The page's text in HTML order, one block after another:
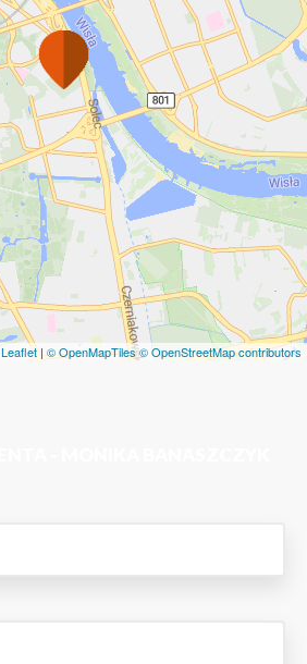
Leaflet| © OpenMapTiles© OpenStreetMap contributors